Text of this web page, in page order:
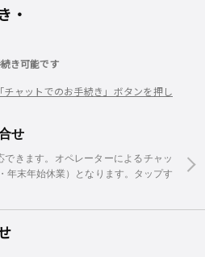
・
き可能です
ャットでのお手続き」ボタンを押し
せ
きます。オペレーターによるチャッ
年末年始休業）となります。タップす